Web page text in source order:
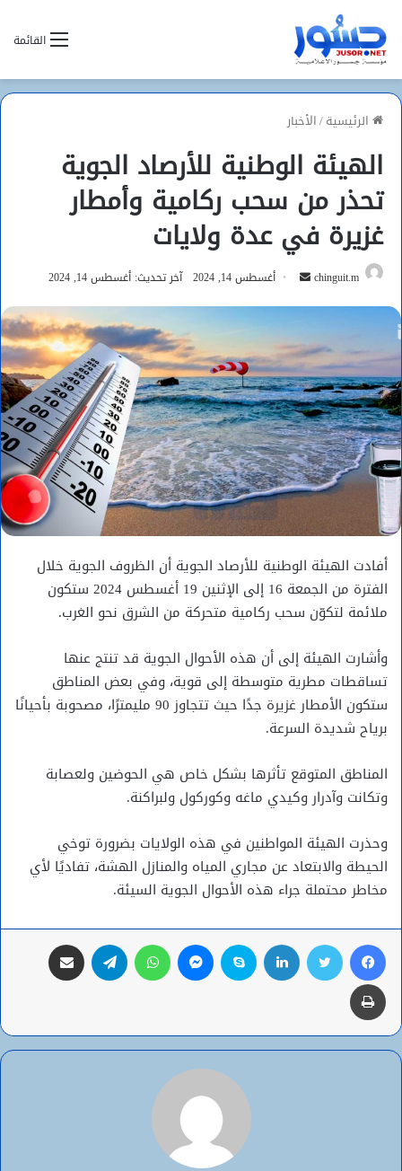
القائمة
الرئيسية/الأخبار
الهيئة الوطنية للأرصاد الجوية
تحذر من سحب ركامية وأمطار
غزيرة في عدة ولايات
chinguit.m
أرسل
إلكترونيا
أغسطس 14, 2024 آخر تحديث: أغسطس 14, 2024
أفادت الهيئة الوطنية للأرصاد الجوية أن الظروف الجوية خلال
الفترة من الجمعة 16 إلى الإثنين 19 أغسطس 2024 ستكون
ملائمة لتكوّن سحب ركامية متحركة من الشرق نحو الغرب.
وأشارت الهيئة إلى أن هذه الأحوال الجوية قد تنتج عنها
تساقطات مطرية متوسطة إلى قوية، وفي بعض المناطق
ستكون الأمطار غزيرة جدًا حيث تتجاوز 90 مليمترًا، مصحوبة بأحيانًا
برياح شديدة السرعة.
المناطق المتوقع تأثرها بشكل خاص هي الحوضين ولعصابة
وتكانت وآدرار وكيدي ماغه وكوركول ولبراكنة.
وحذرت الهيئة المواطنين في هذه الولايات بضرورة توخي
الحيطة والابتعاد عن مجاري المياه والمنازل الهشة، تفاديًا لأي
مخاطر محتملة جراء هذه الأحوال الجوية السيئة.
فيسبوك تويتر لينكدإن سكايب ماسنجر واتساب تيلقرام
طباعة